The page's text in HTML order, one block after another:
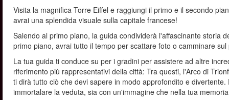
Visita la magnifica Torre Eiffel e raggiungi il primo e il secondo
avrai una splendida visuale sulla capitale francese!
Salendo al primo piano, la guida condividerà l'affascinante storia
primo piano, avrai tutto il tempo per scattare foto o camminare
La tua guida ti conduce su per i gradini per assistere ad altre
riferimento più rappresentativi della città: Tra questi, l'Arco di
ti dirà tutto ciò che devi sapere in modo approfondito e
immortalare la veduta, sia con un'immagine che nella tua